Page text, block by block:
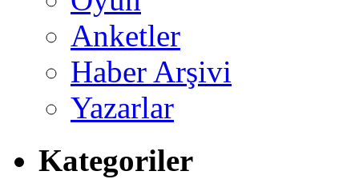
Anketler
Haber Arşivi
Yazarlar
Kategoriler